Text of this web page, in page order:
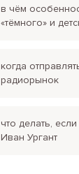
в чём
«тёмного» и
когда
радиорынок
что делать,
Иван Ургант